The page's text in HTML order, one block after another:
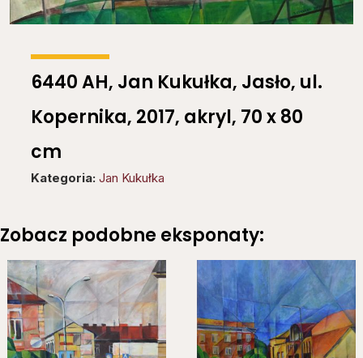
6440 AH, Jan Kukułka, Jasło, ul.
Kopernika, 2017, akryl, 70 x 80
cm
Kategoria: Jan Kukułka
Zobacz podobne eksponaty: